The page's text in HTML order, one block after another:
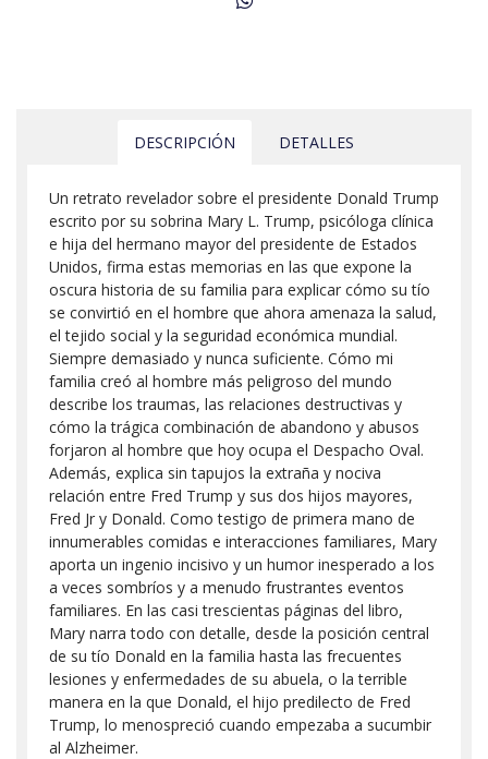
DESCRIPCIÓN DETALLES
Un retrato revelador sobre el presidente Donald Trump
escrito por su sobrina Mary L. Trump, psicóloga clínica
e hija del hermano mayor del presidente de Estados
Unidos, firma estas memorias en las que expone la
oscura historia de su familia para explicar cómo su tío
se convirtió en el hombre que ahora amenaza la salud,
el tejido social y la seguridad económica mundial.
Siempre demasiado y nunca suficiente. Cómo mi
familia creó al hombre más peligroso del mundo
describe los traumas, las relaciones destructivas y
cómo la trágica combinación de abandono y abusos
forjaron al hombre que hoy ocupa el Despacho Oval.
Además, explica sin tapujos la extraña y nociva
relación entre Fred Trump y sus dos hijos mayores,
Fred Jr y Donald. Como testigo de primera mano de
innumerables comidas e interacciones familiares, Mary
aporta un ingenio incisivo y un humor inesperado a los
a veces sombríos y a menudo frustrantes eventos
familiares. En las casi trescientas páginas del libro,
Mary narra todo con detalle, desde la posición central
de su tío Donald en la familia hasta las frecuentes
lesiones y enfermedades de su abuela, o la terrible
manera en la que Donald, el hijo predilecto de Fred
Trump, lo menospreció cuando empezaba a sucumbir
al Alzheimer.